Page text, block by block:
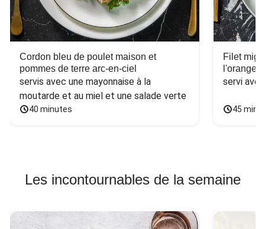
Cordon bleu de poulet maison et
pommes de terre arc-en-ciel
servis avec une mayonnaise à la
moutarde et au miel et une salade verte
40 minutes
Filet
l'orange
servi
45
Les incontournables de la semaine